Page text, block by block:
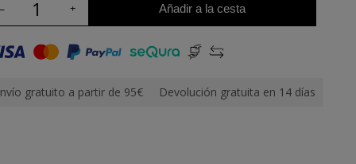
Añadir a la cesta
gratuito a partir de 95€ Devolución gratuita en 14 días